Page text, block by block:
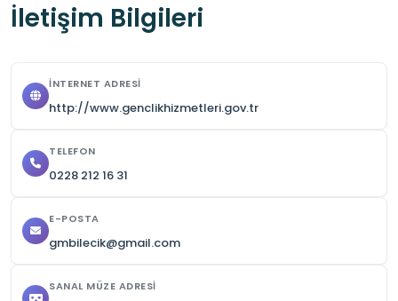
İletişim Bilgileri
İNTERNET ADRESI
http://www.genclikhizmetleri.gov.tr
TELEFON
0228 212 16 31
E-POSTA
gmbilecik@gmail.com
SANAL MÜZE ADRESI